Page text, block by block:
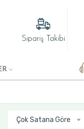
Sipariş Takibi
Çok Satana Göre